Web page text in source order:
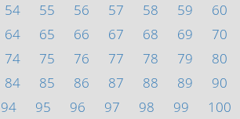
54 55 56 57 58 59
60
64 65 66 67 68 69
70
74 75 76 77 78 79
80
84 85 86 87 88 89
90
94 95 96 97 98 99
100